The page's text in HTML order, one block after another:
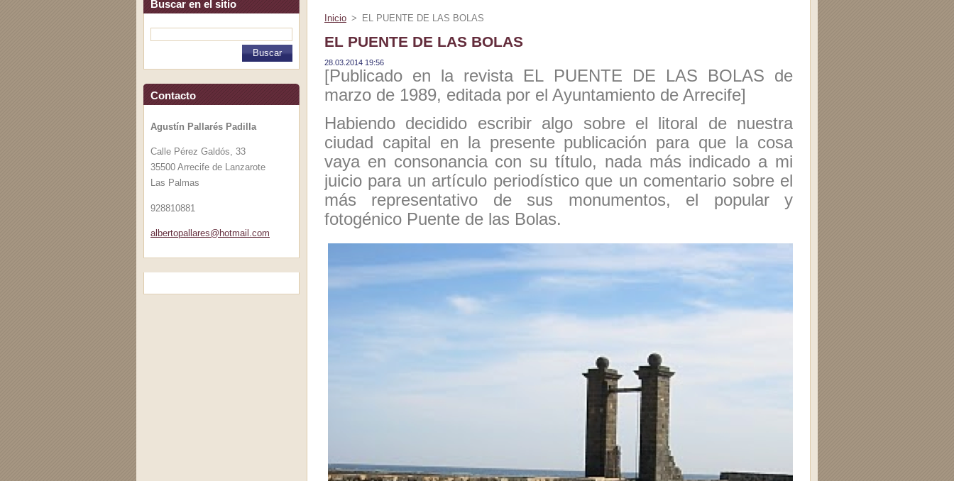
Buscar en el sitio
Contacto
Agustín Pallarés Padilla
Calle Pérez Galdós, 33
35500 Arrecife de Lanzarote
Las Palmas
928810881
albertopallares@ hotmail. com
Inicio > EL PUENTE DE LAS BOLAS
EL PUENTE DE LAS BOLAS
28.03.2014 19:56
[Publicado en la revista EL PUENTE DE LAS BOLAS de
marzo de 1989, editada por el Ayuntamiento de Arrecife]
Habiendo decidido escribir algo sobre el litoral de nuestra
ciudad capital en la presente publicación para que la cosa
vaya en consonancia con su título, nada más indicado a mi
juicio para un artículo periodístico que un comentario sobre el
más representativo de sus monumentos, el popular y
fotogénico Puente de las Bolas.